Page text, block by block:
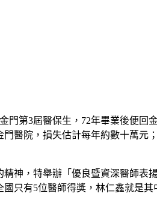
第3屆醫保生，72年畢業後便回
醫院，損失估計每年約數十萬元
神，特舉辦「優良暨資深醫師表
只有5位醫師得獎，林仁鑫就是